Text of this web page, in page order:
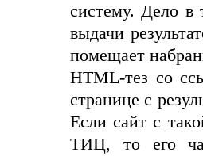
систему. Дело в
выдачи
помещает
HTML-тез со
странице с
Если сайт с
ТИЦ, то его